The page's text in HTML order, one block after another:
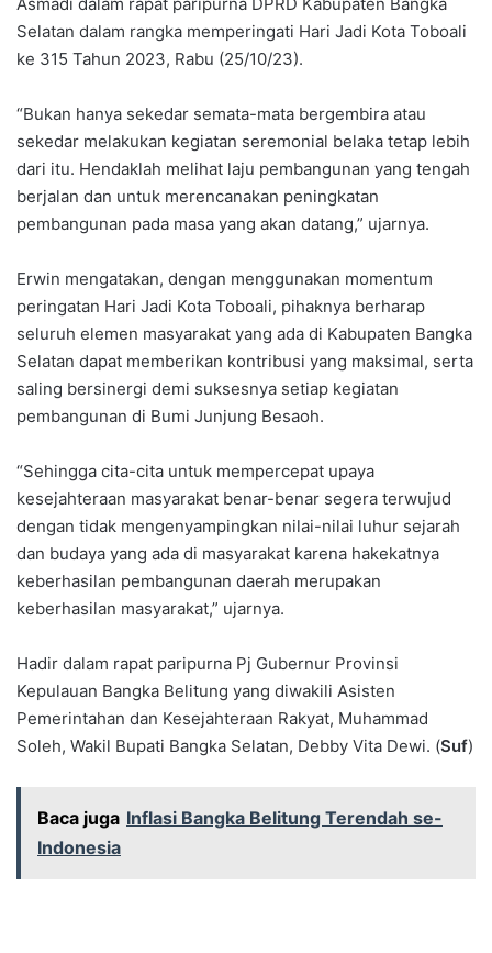
Selatan dalam rangka memperingati Hari Jadi Kota Toboali
ke 315 Tahun 2023, Rabu (25/10/23).
“Bukan hanya sekedar semata-mata bergembira atau
sekedar melakukan kegiatan seremonial belaka tetap lebih
dari itu. Hendaklah melihat laju pembangunan yang tengah
berjalan dan untuk merencanakan peningkatan
pembangunan pada masa yang akan datang,” ujarnya.
Erwin mengatakan, dengan menggunakan momentum
peringatan Hari Jadi Kota Toboali, pihaknya berharap
seluruh elemen masyarakat yang ada di Kabupaten Bangka
Selatan dapat memberikan kontribusi yang maksimal, serta
saling bersinergi demi suksesnya setiap kegiatan
pembangunan di Bumi Junjung Besaoh.
“Sehingga cita-cita untuk mempercepat upaya
kesejahteraan masyarakat benar-benar segera terwujud
dengan tidak mengenyampingkan nilai-nilai luhur sejarah
dan budaya yang ada di masyarakat karena hakekatnya
keberhasilan pembangunan daerah merupakan
keberhasilan masyarakat,” ujarnya.
Hadir dalam rapat paripurna Pj Gubernur Provinsi
Kepulauan Bangka Belitung yang diwakili Asisten
Pemerintahan dan Kesejahteraan Rakyat, Muhammad
Soleh, Wakil Bupati Bangka Selatan, Debby Vita Dewi. (Suf)
Baca juga Inflasi Bangka Belitung Terendah se-
Indonesia